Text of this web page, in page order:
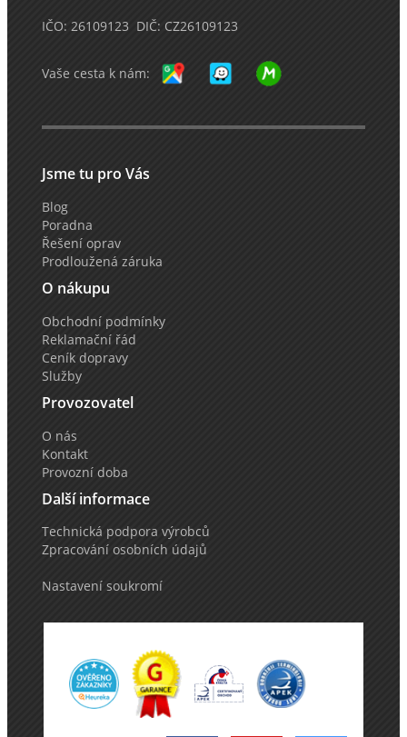
IČO: 26109123 DIČ: CZ26109123
Vaše cesta k nám:
Jsme tu pro Vás
Blog
Poradna
Řešení oprav
Prodloužená záruka
O nákupu
Obchodní podmínky
Reklamační řád
Ceník dopravy
Služby
Provozovatel
O nás
Kontakt
Provozní doba
Další informace
Technická podpora výrobců
Zpracování osobních údajů
Nastavení soukromí